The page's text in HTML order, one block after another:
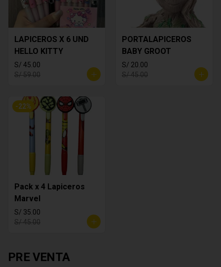
LAPICEROS X 6 UND
HELLO KITTY
S/ 45.00
S/ 59.00
PORTALAPICEROS
BABY GROOT
S/ 20.00
S/ 45.00
-22%
Pack x 4 Lapiceros
Marvel
S/ 35.00
S/ 45.00
PRE VENTA